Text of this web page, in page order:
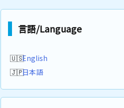
言語/Language
English
日本語